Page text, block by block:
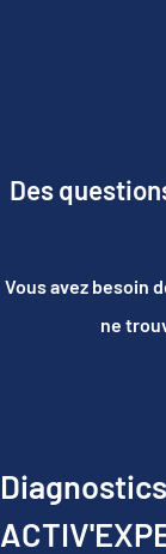
Des
Vous avez besoin
ne